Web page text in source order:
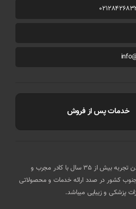
خدمات پس از فروش
با دارا بودن تجربه بیش از 35 سال با کادر مجرب و
کشور در صدد ارائه خدمات و محصولاتی
پزشکی و زیبایی میباشد.